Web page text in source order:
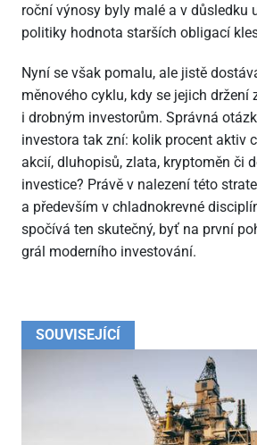
SOUVISEJÍCÍ
roční výnosy byly malé a v důsledku
politiky hodnota starších obligací
Nyní se však pomalu, ale jistě
měnového cyklu, kdy se jejich držení
i drobným investorům. Správná
investora tak zní: kolik procent aktiv
akcií, dluhopisů, zlata, kryptoměn či
investice? Právě v nalezení této
a především v chladnokrevné
spočívá ten skutečný, byť na první
grál moderního investování.